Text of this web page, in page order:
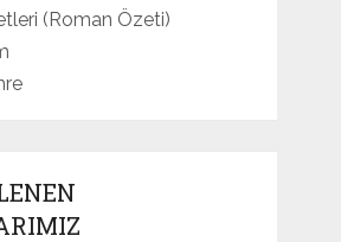
(Roman Özeti)